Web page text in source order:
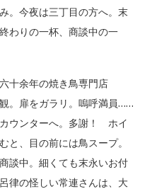
。今夜は三丁目の方へ。末
わりの一杯、商談中の一
十余年の焼き鳥専門店
。扉をガラリ。嗚呼満員……
ウンターへ。多謝！ ホイ
と、目の前には鳥スープ。
談中。細くても末永いお付
律の怪しい常連さんは、大